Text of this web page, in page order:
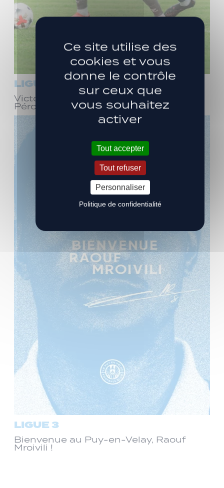
LIGUE 3
Victoire face à Bourg-en-Bresse
Péronnas (1-0)
LIGUE 3
Bienvenue au Puy-en-Velay, Raouf
Mroivili !
Ce site utilise des
cookies et vous
donne le contrôle
sur ceux que
vous souhaitez
activer
Tout accepter
Tout refuser
Personnaliser
Politique de confidentialité